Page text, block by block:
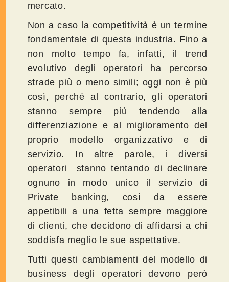
mercato.
Non a caso la competitività è un termine
fondamentale di questa industria. Fino a
non molto tempo fa, infatti, il trend
evolutivo degli operatori ha percorso
strade più o meno simili; oggi non è più
così, perché al contrario, gli operatori
stanno sempre più tendendo alla
differenziazione e al miglioramento del
proprio modello organizzativo e di
servizio. In altre parole, i diversi
operatori stanno tentando di declinare
ognuno in modo unico il servizio di
Private banking, così da essere
appetibili a una fetta sempre maggiore
di clienti, che decidono di affidarsi a chi
soddisfa meglio le sue aspettative.
Tutti questi cambiamenti del modello di
business degli operatori devono però